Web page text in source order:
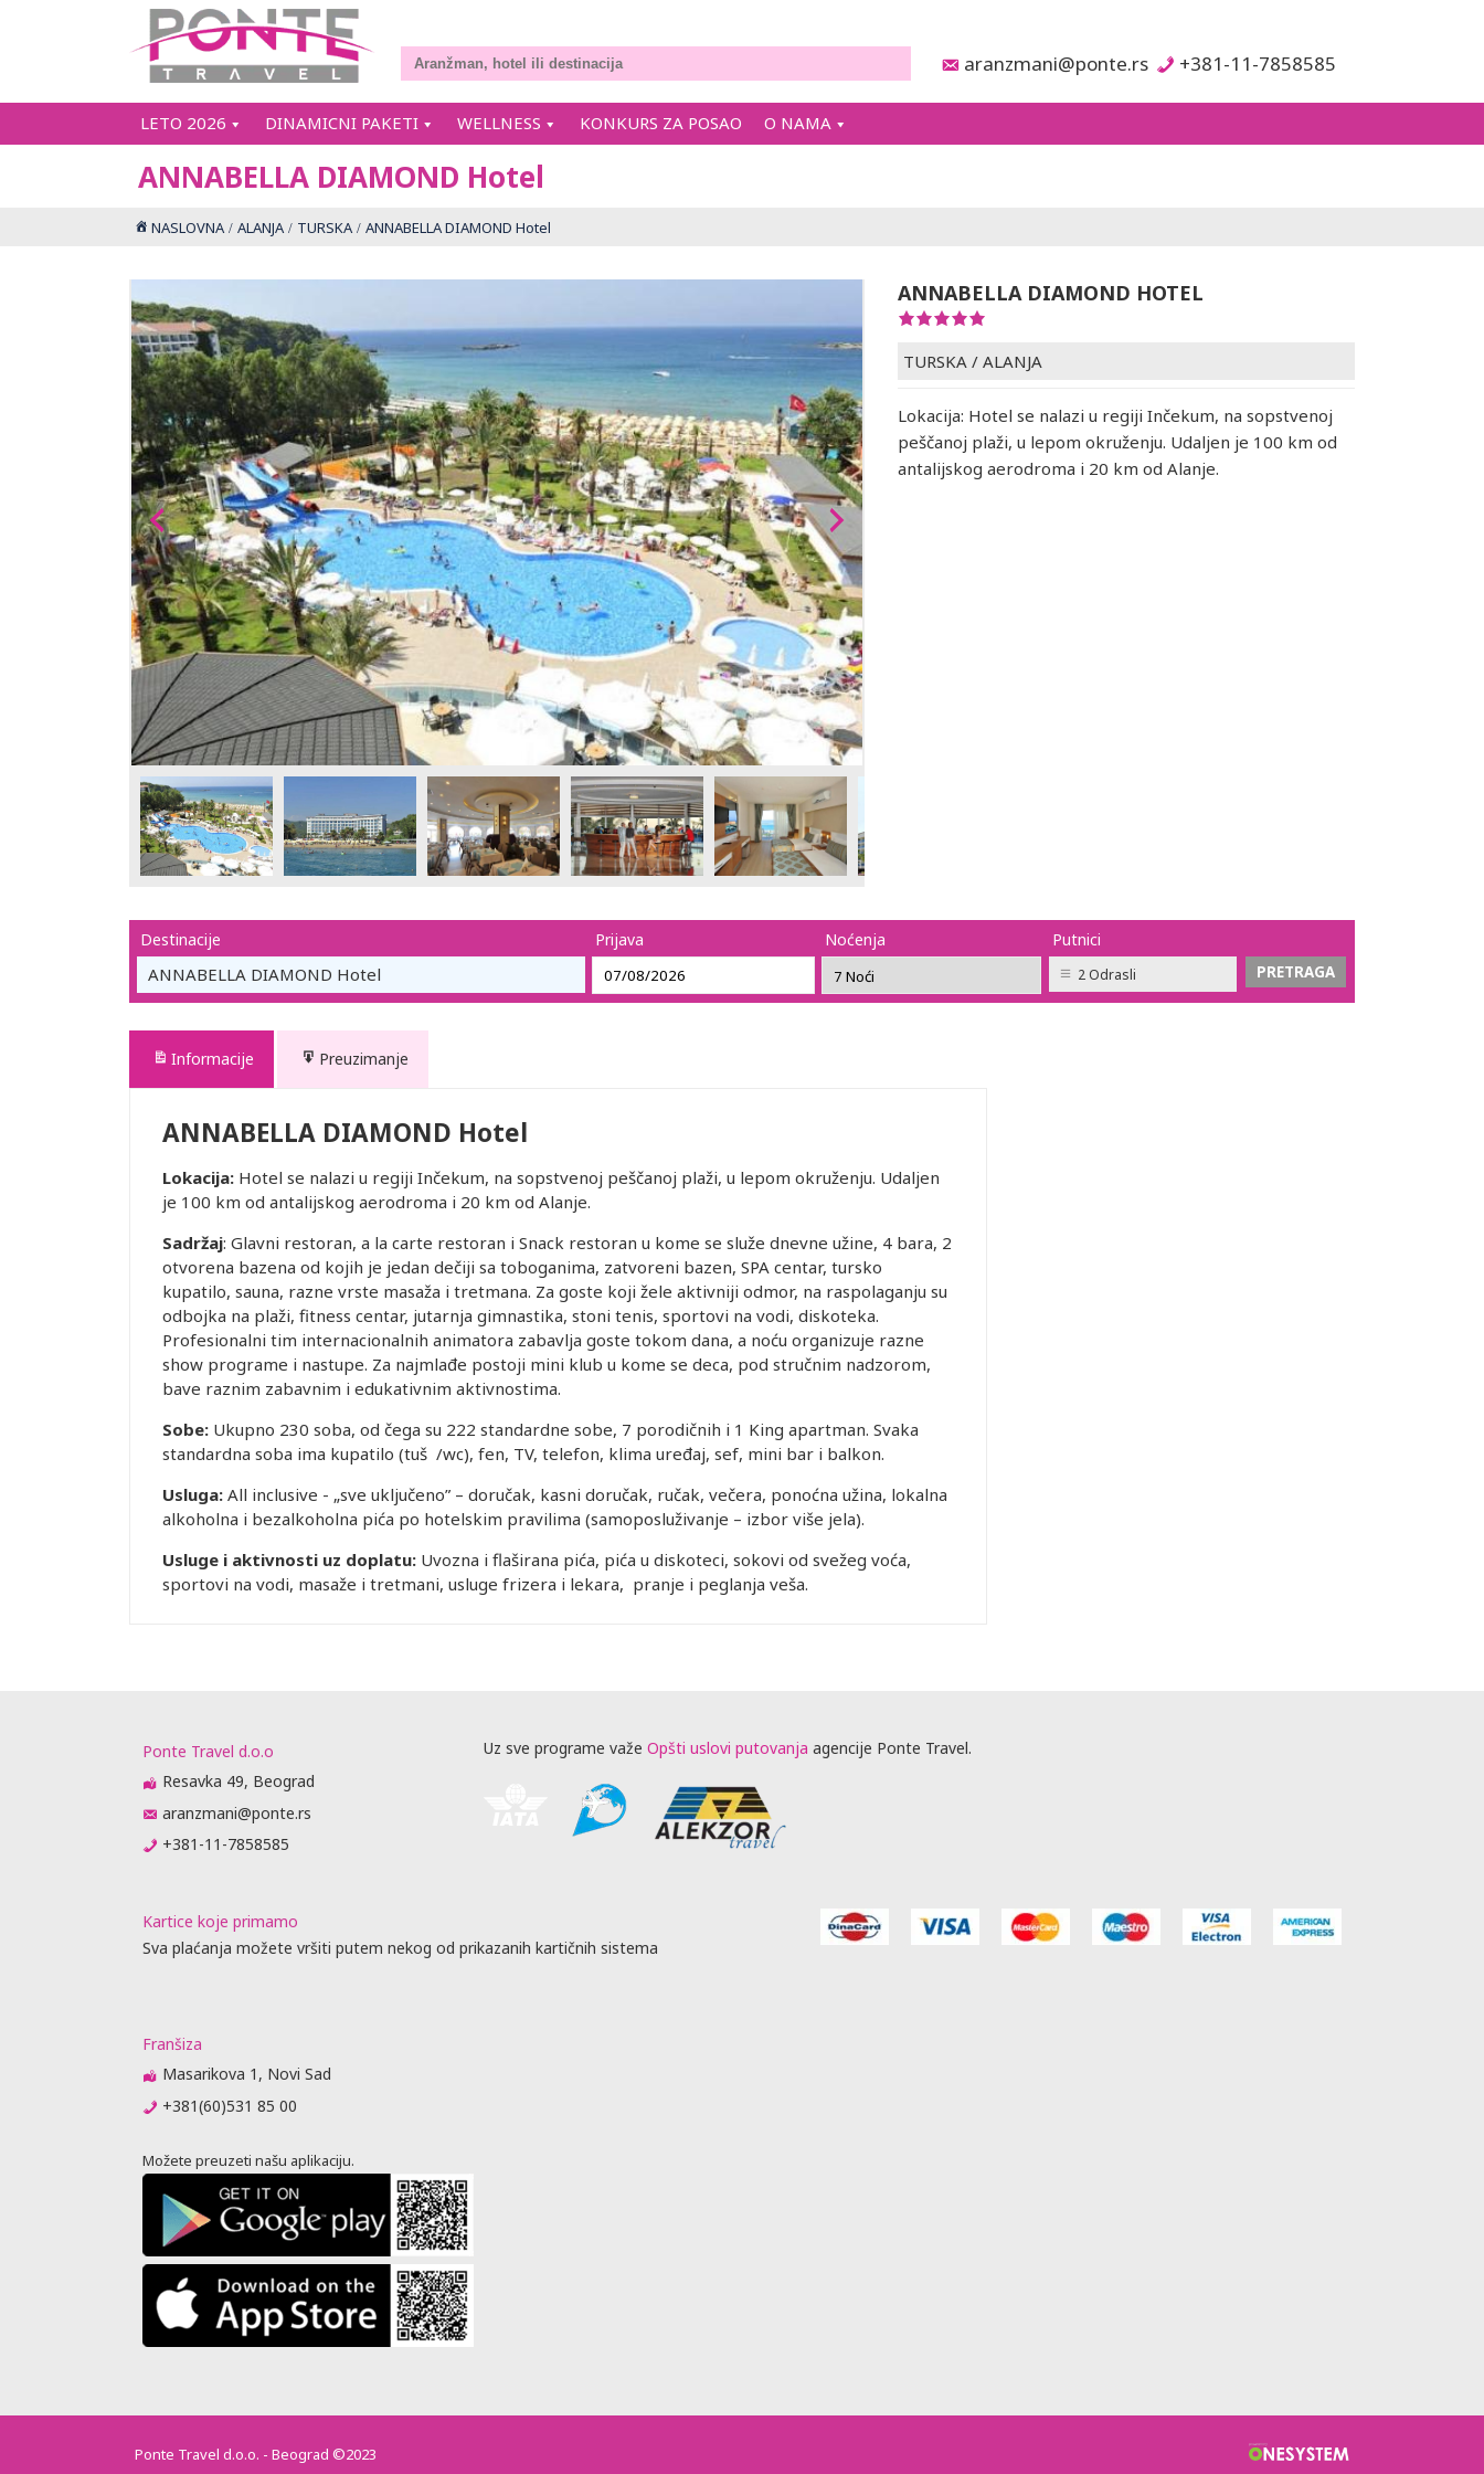
aranzmani@ponte.rs +381-11-7858585
LETO 2026 DINAMICNI PAKETI WELLNESS KONKURS ZA POSAO O NAMA
ANNABELLA DIAMOND Hotel
NASLOVNA ALANJA TURSKA ANNABELLA DIAMOND Hotel
ANNABELLA DIAMOND HOTEL
TURSKA / ALANJA
Lokacija: Hotel se nalazi u regiji Inčekum, na sopstvenoj
peščanoj plaži, u lepom okruženju. Udaljen je 100 km od
antalijskog aerodroma i 20 km od Alanje.
Destinacije
ANNABELLA DIAMOND Hotel
Prijava Noćenja Putnici
2 Odrasli
Informacije Preuzimanje
ANNABELLA DIAMOND Hotel
Lokacija: Hotel se nalazi u regiji Inčekum, na sopstvenoj peščanoj plaži, u lepom okruženju. Udaljen
je 100 km od antalijskog aerodroma i 20 km od Alanje.
Sadržaj: Glavni restoran, a la carte restoran i Snack restoran u kome se služe dnevne užine, 4 bara, 2
otvorena bazena od kojih je jedan dečiji sa toboganima, zatvoreni bazen, SPA centar, tursko
kupatilo, sauna, razne vrste masaža i tretmana. Za goste koji žele aktivniji odmor, na raspolaganju su
odbojka na plaži, fitness centar, jutarnja gimnastika, stoni tenis, sportovi na vodi, diskoteka.
Profesionalni tim internacionalnih animatora zabavlja goste tokom dana, a noću organizuje razne
show programe i nastupe. Za najmlađe postoji mini klub u kome se deca, pod stručnim nadzorom,
bave raznim zabavnim i edukativnim aktivnostima.
Sobe: Ukupno 230 soba, od čega su 222 standardne sobe, 7 porodičnih i 1 King apartman. Svaka
standardna soba ima kupatilo (tuš /wc), fen, TV, telefon, klima uređaj, sef, mini bar i balkon.
Usluga: All inclusive - „sve uključeno” – doručak, kasni doručak, ručak, večera, ponoćna užina, lokalna
alkoholna i bezalkoholna pića po hotelskim pravilima (samoposluživanje – izbor više jela).
Usluge i aktivnosti uz doplatu: Uvozna i flaširana pića, pića u diskoteci, sokovi od svežeg voća,
sportovi na vodi, masaže i tretmani, usluge frizera i lekara, pranje i peglanja veša.
Ponte Travel d.o.o
Resavka 49, Beograd
aranzmani@ponte.rs
+381-11-7858585
Uz sve programe važe Opšti uslovi putovanja agencije Ponte Travel.
Kartice koje primamo
Sva plaćanja možete vršiti putem nekog od prikazanih kartičnih sistema
Franšiza
Masarikova 1, Novi Sad
+381(60)531 85 00
Možete preuzeti našu aplikaciju.
Ponte Travel d.o.o. - Beograd ©2023